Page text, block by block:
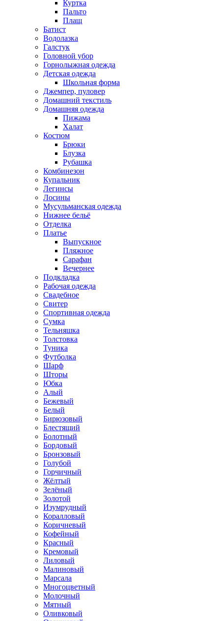
Куртка
Пальто
Плащ
Батист
Водолазка
Галстук
Головной убор
Горнолыжная одежда
Детская одежда
Школьная форма
Джемпер, пуловер
Домашний текстиль
Домашняя одежда
Пижама
Халат
Костюм
Брюки
Блузка
Рубашка
Комбинезон
Купальник
Легинсы
Лосины
Мусульманская одежда
Нижнее бельё
Отделка
Платье
Выпускное
Пляжное
Сарафан
Вечернее
Подкладка
Рабочая одежда
Свадебное
Свитер
Спортивная одежда
Сумка
Тельняшка
Толстовка
Туника
Футболка
Шарф
Шторы
Юбка
Алый
Бежевый
Белый
Бирюзовый
Блестящий
Болотный
Бордовый
Бронзовый
Голубой
Горчичный
Жёлтый
Зелёный
Золотой
Изумрудный
Коралловый
Коричневый
Кофейный
Красный
Кремовый
Лиловый
Малиновый
Марсала
Многоцветный
Молочный
Мятный
Оливковый